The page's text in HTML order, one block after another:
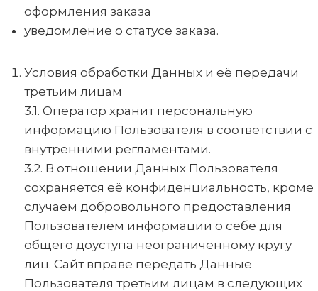
оформления заказа
уведомление о статусе заказа.
Условия обработки Данных и её передачи
третьим лицам
3.1. Оператор хранит персональную
информацию Пользователя в соответствии с
внутренними регламентами.
3.2. В отношении Данных Пользователя
сохраняется её конфиденциальность, кроме
случаем добровольного предоставления
Пользователем информации о себе для
общего доуступа неограниченному кругу
лиц. Сайт вправе передать Данные
Пользователя третьим лицам в следующих